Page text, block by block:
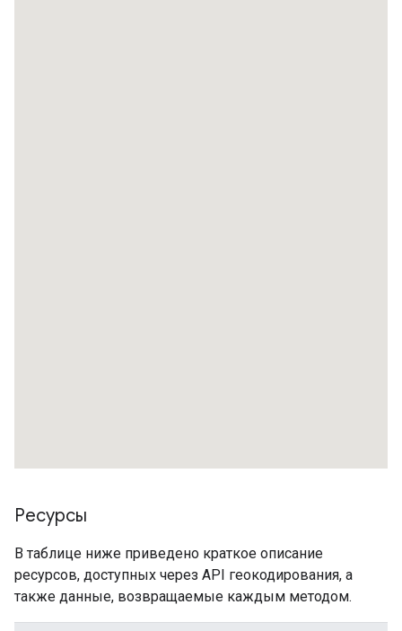
Ресурсы
В таблице ниже приведено краткое описание
ресурсов, доступных через API геокодирования, а
также данные, возвращаемые каждым методом.